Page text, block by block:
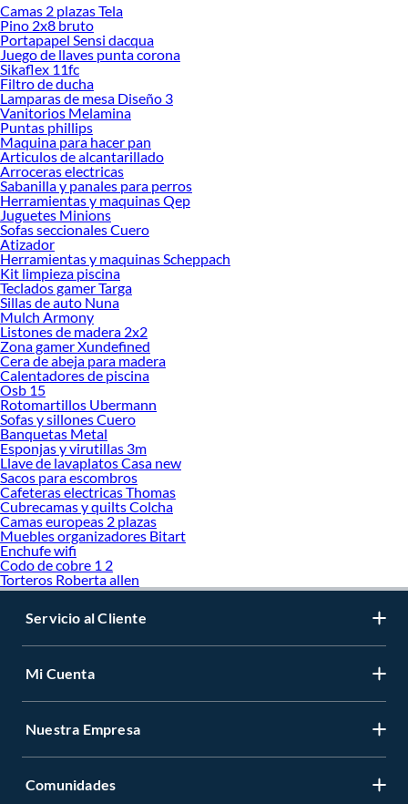
Camas 2 plazas Tela
Pino 2x8 bruto
Portapapel Sensi dacqua
Juego de llaves punta corona
Sikaflex 11fc
Filtro de ducha
Lamparas de mesa Diseño 3
Vanitorios Melamina
Puntas phillips
Maquina para hacer pan
Articulos de alcantarillado
Arroceras electricas
Sabanilla y panales para perros
Herramientas y maquinas Qep
Juguetes Minions
Sofas seccionales Cuero
Atizador
Herramientas y maquinas Scheppach
Kit limpieza piscina
Teclados gamer Targa
Sillas de auto Nuna
Mulch Armony
Listones de madera 2x2
Zona gamer Xundefined
Cera de abeja para madera
Calentadores de piscina
Osb 15
Rotomartillos Ubermann
Sofas y sillones Cuero
Banquetas Metal
Esponjas y virutillas 3m
Llave de lavaplatos Casa new
Sacos para escombros
Cafeteras electricas Thomas
Cubrecamas y quilts Colcha
Camas europeas 2 plazas
Muebles organizadores Bitart
Enchufe wifi
Codo de cobre 1 2
Torteros Roberta allen
Servicio al Cliente
Mi Cuenta
Nuestra Empresa
Comunidades